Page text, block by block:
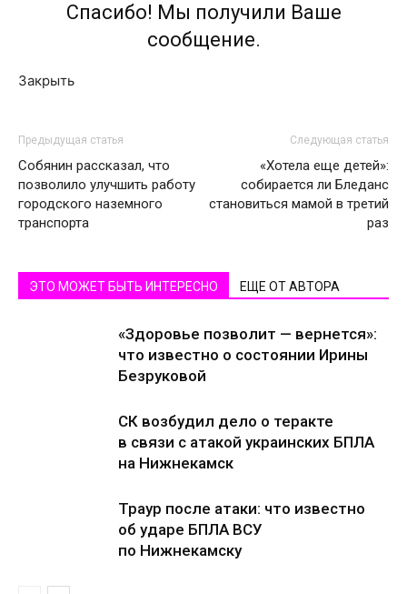
Спасибо! Мы получили Ваше
сообщение.
Закрыть
Предыдущая статья
Собянин рассказал, что
позволило улучшить работу
городского наземного
транспорта
Следующая статья
«Хотела еще детей»:
собирается ли Бледанс
становиться мамой в третий
раз
ЭТО МОЖЕТ БЫТЬ ИНТЕРЕСНО ЕЩЕ ОТ АВТОРА
«Здоровье позволит — вернется»:
что известно о состоянии Ирины
Безруковой
СК возбудил дело о теракте
в связи с атакой украинских БПЛА
на Нижнекамск
Траур после атаки: что известно
об ударе БПЛА ВСУ
по Нижнекамску